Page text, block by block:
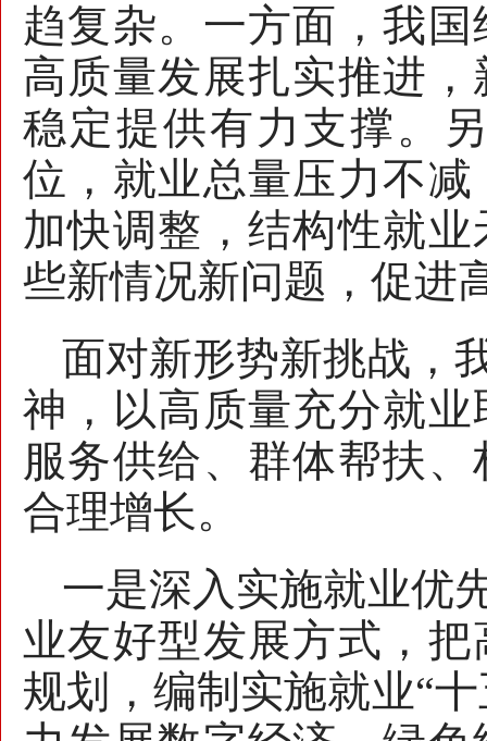
趋复杂。一方面，我
高质量发展扎实推进
稳定提供有力支撑。
位，就业总量压力不
加快调整，结构性就
些新情况新问题，促进
面对新形势新挑战，
神，以高质量充分就
服务供给、群体帮扶
合理增长。
一是深入实施就业优
业友好型发展方式，
规划，编制实施就业“